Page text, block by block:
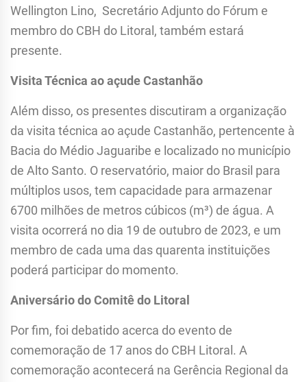
Wellington Lino, Secretário Adjunto do Fórum e
membro do CBH do Litoral, também estará
presente.
Visita Técnica ao açude Castanhão
Além disso, os presentes discutiram a organização
da visita técnica ao açude Castanhão, pertencente à
Bacia do Médio Jaguaribe e localizado no município
de Alto Santo. O reservatório, maior do Brasil para
múltiplos usos, tem capacidade para armazenar
6700 milhões de metros cúbicos (m³) de água. A
visita ocorrerá no dia 19 de outubro de 2023, e um
membro de cada uma das quarenta instituições
poderá participar do momento.
Aniversário do Comitê do Litoral
Por fim, foi debatido acerca do evento de
comemoração de 17 anos do CBH Litoral. A
comemoração acontecerá na Gerência Regional da